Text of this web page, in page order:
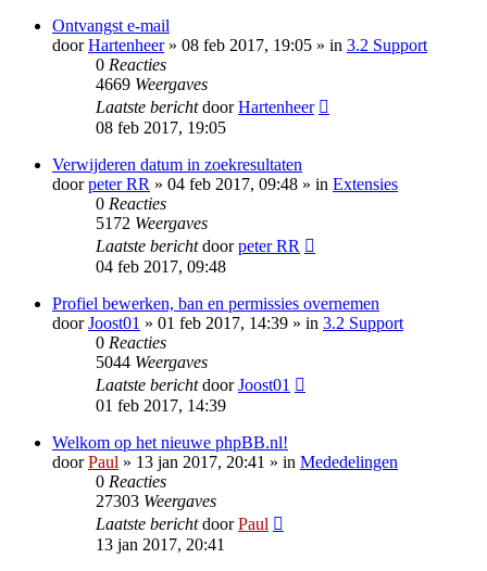
Ontvangst e-mail
doorHartenheer» 08 feb 2017, 19:05 » in 3.2 Support
0 Reacties
4669 Weergaves
Laatste berichtdoorHartenheer
08 feb 2017, 19:05
Verwijderen datum in zoekresultaten
doorpeter RR » 04 feb 2017, 09:48 » in Extensies
0 Reacties
5172 Weergaves
Laatste berichtdoorpeter RR
04 feb 2017, 09:48
Profiel bewerken, ban en permissies overnemen
doorJoost01 » 01 feb 2017, 14:39 » in 3.2 Support
0 Reacties
5044 Weergaves
Laatste berichtdoorJoost01
01 feb 2017, 14:39
Welkom op het nieuwe phpBB.nl!
doorPaul » 13 jan 2017, 20:41 » in Mededelingen
0 Reacties
27303 Weergaves
Laatste berichtdoorPaul
13 jan 2017, 20:41